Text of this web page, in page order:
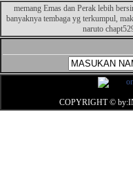
memang Emas dan Perak lebih
banyaknya tembaga yg terkumpul,
naruto
COPYRIGHT ©